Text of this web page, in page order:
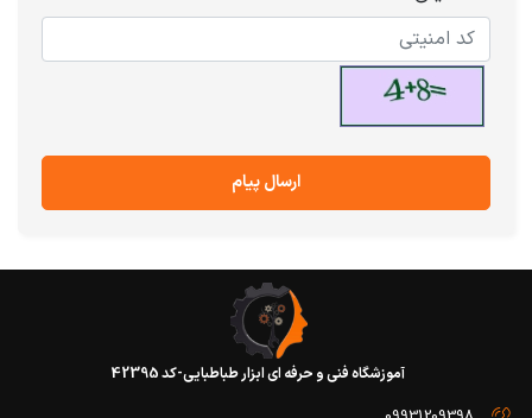
ارسال پیام
آموزشگاه فنی و حرفه ای ابزار طباطبایی-کد 42395